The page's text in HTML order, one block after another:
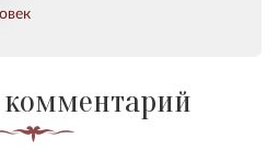
комментарий